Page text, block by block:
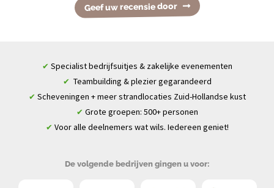
Geef uw recensie door
✔ Specialist bedrijfsuitjes & zakelijke evenementen
✔ Teambuilding & plezier gegarandeerd
✔ Scheveningen + meer strandlocaties Zuid-Hollandse kust
✔ Grote groepen: 500+ personen
✔ Voor alle deelnemers wat wils. Iedereen geniet!
De volgende bedrijven gingen u voor: